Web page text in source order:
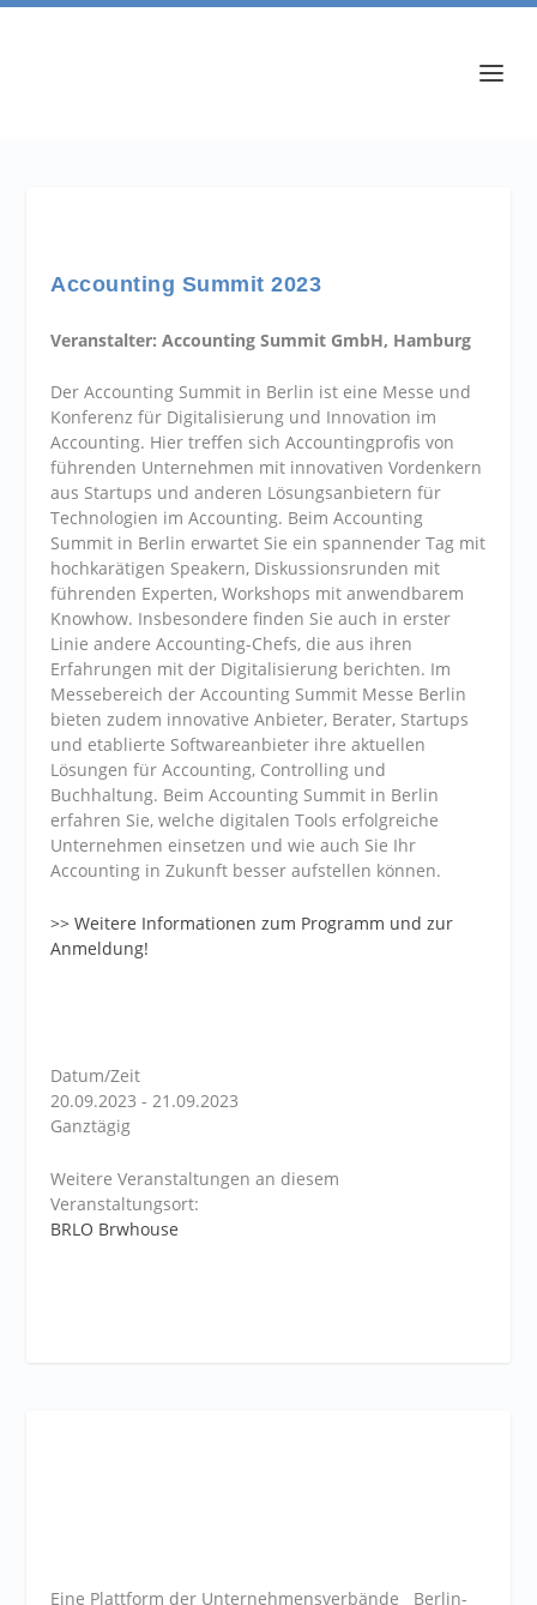
Accounting Summit 2023
Veranstalter: Accounting Summit GmbH, Hamburg
Der Accounting Summit in Berlin ist eine Messe und
Konferenz für Digitalisierung und Innovation im
Accounting. Hier treffen sich Accountingprofis von
führenden Unternehmen mit innovativen Vordenkern
aus Startups und anderen Lösungsanbietern für
Technologien im Accounting. Beim Accounting
Summit in Berlin erwartet Sie ein spannender Tag mit
hochkarätigen Speakern, Diskussionsrunden mit
führenden Experten, Workshops mit anwendbarem
Knowhow. Insbesondere finden Sie auch in erster
Linie andere Accounting-Chefs, die aus ihren
Erfahrungen mit der Digitalisierung berichten. Im
Messebereich der Accounting Summit Messe Berlin
bieten zudem innovative Anbieter, Berater, Startups
und etablierte Softwareanbieter ihre aktuellen
Lösungen für Accounting, Controlling und
Buchhaltung. Beim Accounting Summit in Berlin
erfahren Sie, welche digitalen Tools erfolgreiche
Unternehmen einsetzen und wie auch Sie Ihr
Accounting in Zukunft besser aufstellen können.
>> Weitere Informationen zum Programm und zur
Anmeldung!
Datum/Zeit
20.09.2023 - 21.09.2023
Ganztägig
Weitere Veranstaltungen an diesem
Veranstaltungsort:
BRLO Brwhouse
Eine Plattform der Unternehmensverbände Berlin-